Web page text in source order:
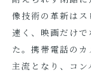
像技術の革新はス
速く、映画だけ
た。携帯電話のカ
主流となり、コ